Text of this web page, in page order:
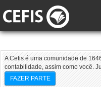
A Cefis é uma comunidade de
contabilidade, assim como você.
FAZER PARTE